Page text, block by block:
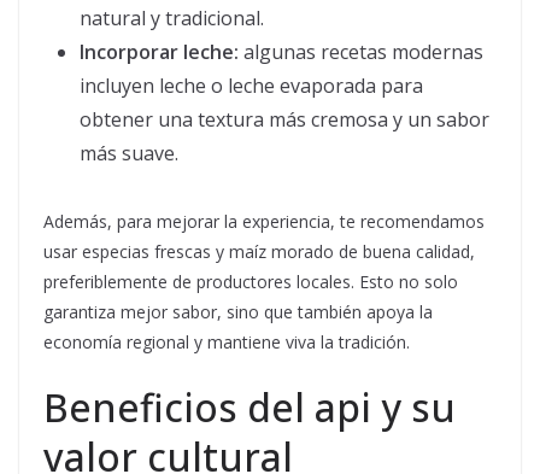
natural y tradicional.
Incorporar leche: algunas recetas modernas
incluyen leche o leche evaporada para
obtener una textura más cremosa y un sabor
más suave.
Además, para mejorar la experiencia, te recomendamos
usar especias frescas y maíz morado de buena calidad,
preferiblemente de productores locales. Esto no solo
garantiza mejor sabor, sino que también apoya la
economía regional y mantiene viva la tradición.
Beneficios del api y su
valor cultural